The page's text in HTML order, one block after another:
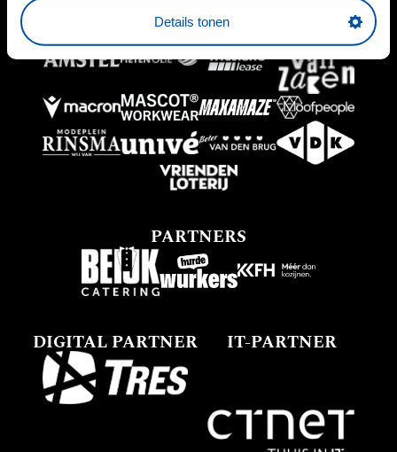
Details tonen
BUSINESSPARTNERS
PARTNERS
DIGITAL PARTNER IT-PARTNER